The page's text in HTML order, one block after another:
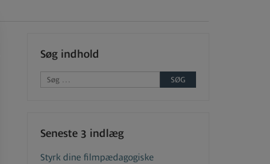
Søg indhold
Seneste 3 indlæg
Styrk dine filmpædagogiske